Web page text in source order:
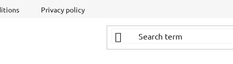
Privacy policy